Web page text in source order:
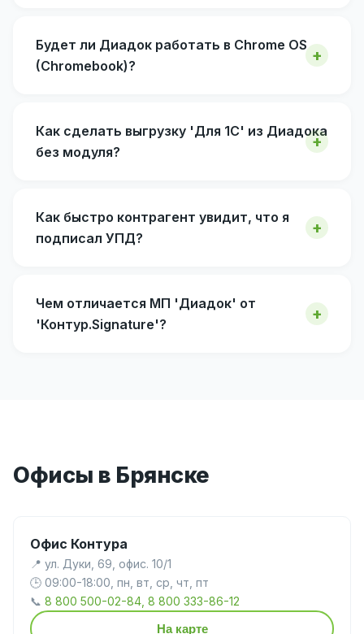
Будет ли Диадок работать в Chrome OS
(Chromebook)?
Как сделать выгрузку 'Для 1С' из Диадока
без модуля?
Как быстро контрагент увидит, что я
подписал УПД?
Чем отличается МП 'Диадок' от
'Контур.Signature'?
Офисы в Брянске
Офис Контура
📍 ул. Дуки, 69, офис. 10/1
🕒 09:00-18:00, пн, вт, ср, чт, пт
📞 8 800 500-02-84, 8 800 333-86-12
На карте